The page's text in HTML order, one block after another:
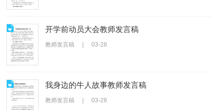
开学前动员大会教师发言稿
教师发言稿 03-28
我身边的牛人故事教师发言稿
教师发言稿 03-28